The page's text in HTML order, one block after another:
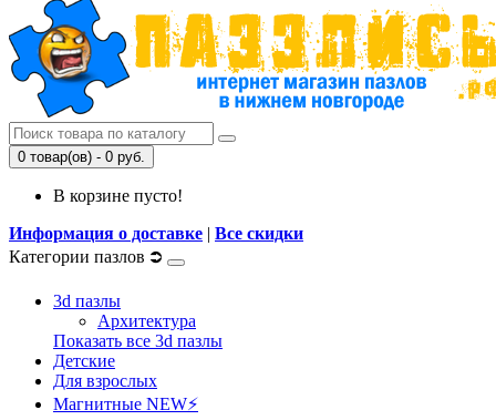
0 товар(ов) - 0 руб.
В корзине пусто!
Информация о доставке | Все скидки
Категории пазлов ⮊
3d пазлы
Архитектура
Показать все 3d пазлы
Детские
Для взрослых
Магнитные NEW⚡